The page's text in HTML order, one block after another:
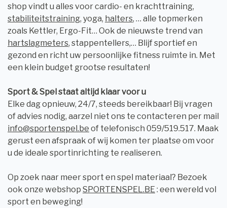
shop vindt u alles voor cardio- en krachttraining,
stabiliteitstraining, yoga, halters, … alle topmerken
zoals Kettler, Ergo-Fit… Ook de nieuwste trend van
hartslagmeters, stappentellers,… Blijf sportief en
gezond en richt uw persoonlijke fitness ruimte in. Met
een klein budget grootse resultaten!
Sport & Spel staat altijd klaar voor u
Elke dag opnieuw, 24/7, steeds bereikbaar! Bij vragen
of advies nodig, aarzel niet ons te contacteren per mail
info@sportenspel.be of telefonisch 059/519.517. Maak
gerust een afspraak of wij komen ter plaatse om voor
u de ideale sportinrichting te realiseren.
Op zoek naar meer sport en spel materiaal? Bezoek
ook onze webshop SPORTENSPEL.BE: een wereld vol
sport en beweging!